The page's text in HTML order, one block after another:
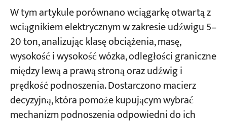
podjąć decyzję
W tym artykule porównano wciągarkę otwartą z
wciągnikiem elektrycznym w zakresie udźwigu 5–
20 ton, analizując klasę obciążenia, masę,
wysokość i wysokość wózka, odległości graniczne
między lewą a prawą stroną oraz udźwig i
prędkość podnoszenia. Dostarczono macierz
decyzyjną, która pomoże kupującym wybrać
mechanizm podnoszenia odpowiedni do ich